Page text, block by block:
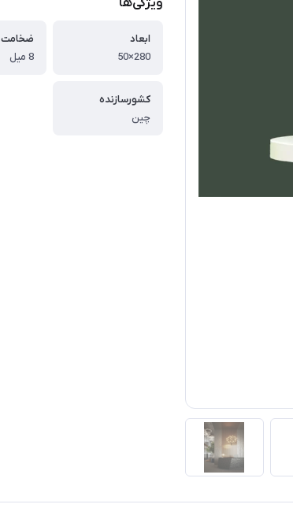
ویژگی‌ها
ابعاد
280×50
ضخامت
8 میل
کشورسازنده
چین